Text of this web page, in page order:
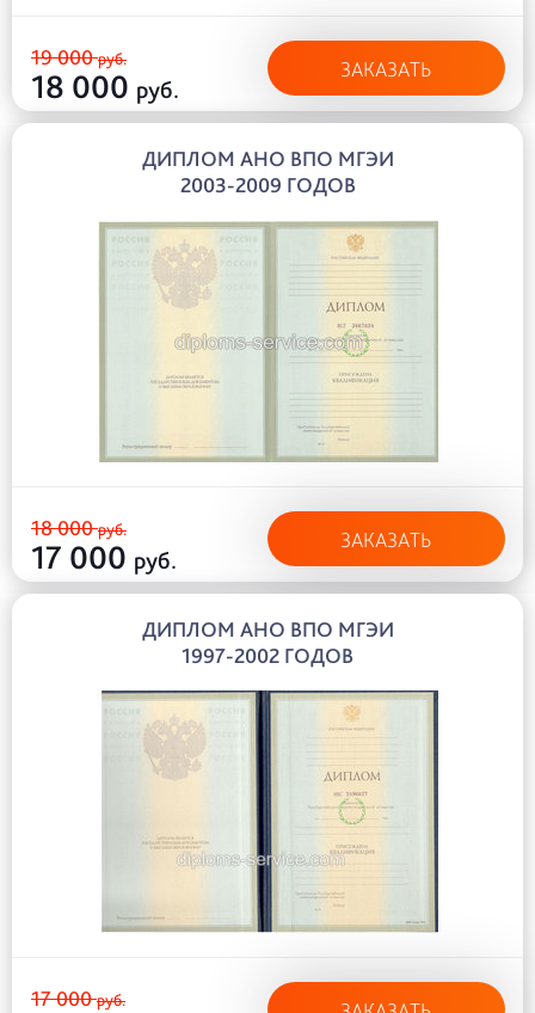
19 000руб.
18 000 руб.
ЗАКАЗАТЬ
ДИПЛОМ АНО ВПО МГЭИ
2003-2009 ГОДОВ
18 000руб.
17 000 руб.
ЗАКАЗАТЬ
ДИПЛОМ АНО ВПО МГЭИ
1997-2002 ГОДОВ
17 000руб.